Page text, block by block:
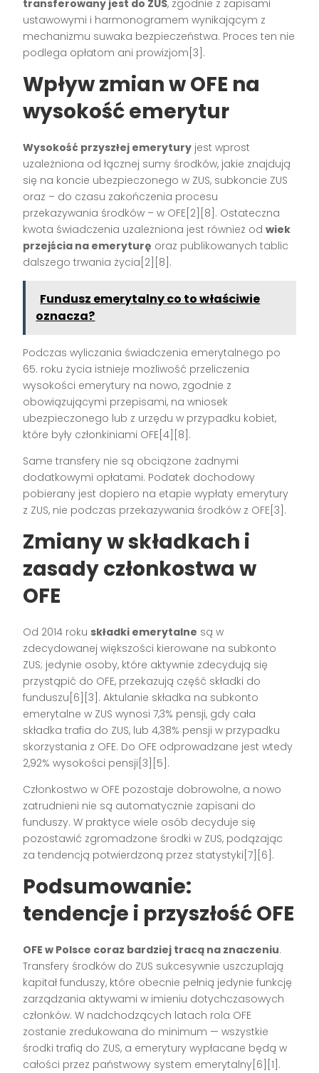
transferowany jest do ZUS, zgodnie z zapisami
ustawowymi i harmonogramem wynikającym z
mechanizmu suwaka bezpieczeństwa. Proces ten nie
podlega opłatom ani prowizjom[3].
Wpływ zmian w OFE na
wysokość emerytur
Wysokość przyszłej emerytury jest wprost
uzależniona od łącznej sumy środków, jakie znajdują
się na koncie ubezpieczonego w ZUS, subkoncie ZUS
oraz – do czasu zakończenia procesu
przekazywania środków – w OFE[2][8]. Ostateczna
kwota świadczenia uzależniona jest również odwiek
przejścia na emeryturę oraz publikowanych tablic
dalszego trwania życia[2][8].
Fundusz emerytalny co to właściwie
oznacza?
Podczas wyliczania świadczenia emerytalnego po
65. roku życia istnieje możliwość przeliczenia
wysokości emerytury na nowo, zgodnie z
obowiązującymi przepisami, na wniosek
ubezpieczonego lub z urzędu w przypadku kobiet,
które były członkiniami OFE[4][8].
Same transfery nie są obciążone żadnymi
dodatkowymi opłatami. Podatek dochodowy
pobierany jest dopiero na etapie wypłaty emerytury
z ZUS, nie podczas przekazywania środków z OFE[3].
Zmiany w składkach i
zasady członkostwa w
OFE
Od 2014 roku składki emerytalne są w
zdecydowanej większości kierowane na subkonto
ZUS; jedynie osoby, które aktywnie zdecydują się
przystąpić do OFE, przekazują część składki do
funduszu[6][3]. Aktulanie składka na subkonto
emerytalne w ZUS wynosi 7,3% pensji, gdy cała
składka trafia do ZUS, lub 4,38% pensji w przypadku
skorzystania z OFE. Do OFE odprowadzane jest wtedy
2,92% wysokości pensji[3][5].
Członkostwo w OFE pozostaje dobrowolne, a nowo
zatrudnieni nie są automatycznie zapisani do
funduszy. W praktyce wiele osób decyduje się
pozostawić zgromadzone środki w ZUS, podążając
za tendencją potwierdzoną przez statystyki[7][6].
Podsumowanie:
tendencje i przyszłość OFE
OFE w Polsce coraz bardziej tracą na znaczeniu.
Transfery środków do ZUS sukcesywnie uszczuplają
kapitał funduszy, które obecnie pełnią jedynie funkcję
zarządzania aktywami w imieniu dotychczasowych
członków. W nadchodzących latach rola OFE
zostanie zredukowana do minimum — wszystkie
środki trafią do ZUS, a emerytury wypłacane będą w
całości przez państwowy system emerytalny[6][1].